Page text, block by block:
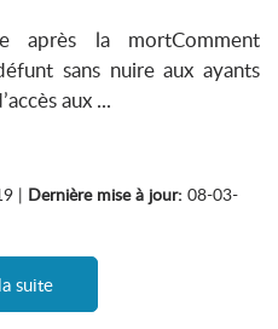
après la mortComment
sans nuire aux ayants
aux ...
| Dernière mise à jour: 08-03-
suite